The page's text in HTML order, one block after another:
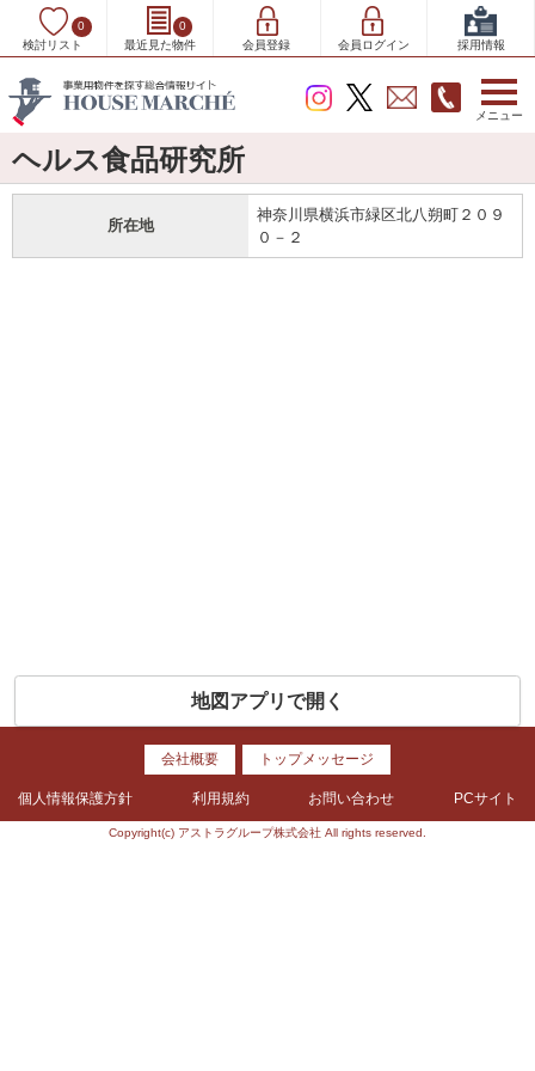
検討リスト
0
最近見た物件
0
会員登録
会員ログイン 採用情報
メニュー
ヘルス食品研究所
所在地
神奈川県横浜市緑区北八朔町２０９
０－２
地図アプリで開く
会社概要 トップメッセージ
個人情報保護方針 利用規約 お問い合わせ PCサイト
Copyright(c) アストラグループ株式会社 All rights reserved.